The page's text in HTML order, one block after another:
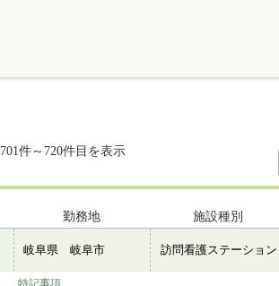
件～720件目を表示
勤務地 施設種別
岐阜県 岐阜市 訪問看護ステーション
特記事項